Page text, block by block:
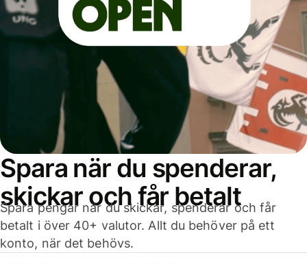
Spara när du spenderar,
skickar och får betalt
Spara pengar när du skickar, spenderar och får
betalt i över 40+ valutor. Allt du behöver på ett
konto, när det behövs.